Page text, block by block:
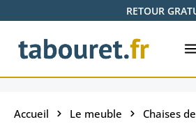
Passer au contenu principalRETOUR
Accueil Le meuble Chaises